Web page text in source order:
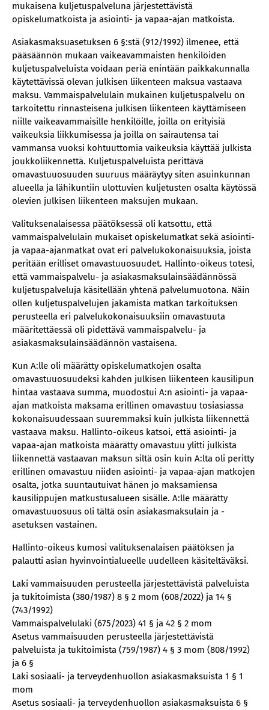
mukaisena kuljetuspalveluna järjestettävistä
opiskelumatkoista ja asiointi- ja vapaa-ajan matkoista.
Asiakasmaksuasetuksen 6 §:stä (912/1992) ilmenee, että
pääsäännön mukaan vaikeavammaisten henkilöiden
kuljetuspalveluista voidaan periä enintään paikkakunnalla
käytettävissä olevan julkisen liikenteen maksua vastaava
maksu. Vammaispalvelulain mukainen kuljetuspalvelu on
tarkoitettu rinnasteisena julkisen liikenteen käyttämiseen
niille vaikeavammaisille henkilöille, joilla on erityisiä
vaikeuksia liikkumisessa ja joilla on sairautensa tai
vammansa vuoksi kohtuuttomia vaikeuksia käyttää julkista
joukkoliikennettä. Kuljetuspalveluista perittävä
omavastuuosuuden suuruus määräytyy siten asuinkunnan
alueella ja lähikuntiin ulottuvien kuljetusten osalta käytössä
olevien julkisen liikenteen maksujen mukaan.
Valituksenalaisessa päätöksessä oli katsottu, että
vammaispalvelulain mukaiset opiskelumatkat sekä asiointi-
ja vapaa-ajanmatkat ovat eri palvelukokonaisuuksia, joista
peritään erilliset omavastuuosuudet. Hallinto-oikeus totesi,
että vammaispalvelu- ja asiakasmaksulainsäädännössä
kuljetuspalveluja käsitellään yhtenä palvelumuotona. Näin
ollen kuljetuspalvelujen jakamista matkan tarkoituksen
perusteella eri palvelukokonaisuuksiin omavastuuta
määritettäessä oli pidettävä vammaispalvelu- ja
asiakasmaksulainsäädännön vastaisena.
Kun A:lle oli määrätty opiskelumatkojen osalta
omavastuuosuudeksi kahden julkisen liikenteen kausilipun
hintaa vastaava summa, muodostui A:n asiointi- ja vapaa-
ajan matkoista maksama erillinen omavastuu tosiasiassa
kokonaisuudessaan suuremmaksi kuin julkista liikennettä
vastaava maksu. Hallinto-oikeus katsoi, että asiointi- ja
vapaa-ajan matkoista määrätty omavastuu ylitti julkista
liikennettä vastaavan maksun siltä osin kuin A:lta oli peritty
erillinen omavastuu niiden asiointi- ja vapaa-ajan matkojen
osalta, jotka suuntautuivat hänen jo maksamiensa
kausilippujen matkustusalueen sisälle. A:lle määrätty
omavastuuosuus oli tältä osin asiakasmaksulain ja -
asetuksen vastainen.
Hallinto-oikeus kumosi valituksenalaisen päätöksen ja
palautti asian hyvinvointialueelle uudelleen käsiteltäväksi.
Laki vammaisuuden perusteella järjestettävistä palveluista
ja tukitoimista (380/1987) 8 § 2 mom (608/2022) ja 14 §
(743/1992)
Vammaispalvelulaki (675/2023) 41 § ja 42 § 2 mom
Asetus vammaisuuden perusteella järjestettävistä
palveluista ja tukitoimista (759/1987) 4 § 3 mom (808/1992)
ja 6 §
Laki sosiaali- ja terveydenhuollon asiakasmaksuista 1 § 1
mom
Asetus sosiaali- ja terveydenhuollon asiakasmaksuista 6 §